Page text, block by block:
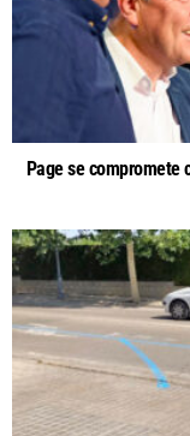
Page se compromete